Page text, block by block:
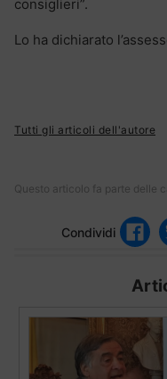
consiglieri”.
Lo ha dichiarato
Tutti gli articoli dell'autore
Questo articolo fa parte delle
Condividi